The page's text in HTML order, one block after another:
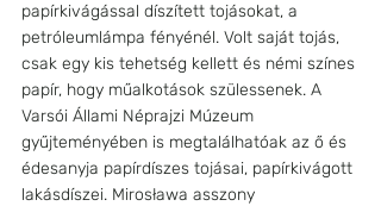
papírkivágással díszített tojásokat, a
petróleumlámpa fényénél. Volt saját tojás,
csak egy kis tehetség kellett és némi színes
papír, hogy műalkotások szülessenek. A
Varsói Állami Néprajzi Múzeum
gyűjteményében is megtalálhatóak az ő és
édesanyja papírdíszes tojásai, papírkivágott
lakásdíszei. Mirosława asszony